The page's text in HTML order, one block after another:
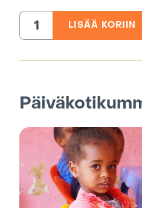
Kuukauden
määrä
LISÄÄ KORIIN